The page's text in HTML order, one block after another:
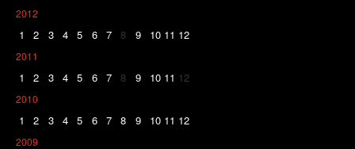
2012
1 2 3 4 5 6 7 8 9 10 11 12
2011
1 2 3 4 5 6 7 8 9 10 11 12
2010
1 2 3 4 5 6 7 8 9 10 11 12
2009